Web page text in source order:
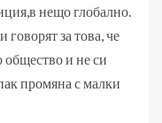
нещо глобално.
за това, че
общество и не си
промяна с малки